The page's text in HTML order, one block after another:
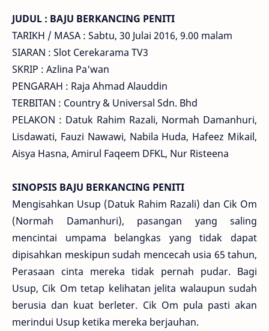
JUDUL : BAJU BERKANCING PENITI
TARIKH / MASA : Sabtu, 30 Julai 2016, 9.00 malam
SIARAN : Slot Cerekarama TV3
SKRIP : Azlina Pa'wan
PENGARAH : Raja Ahmad Alauddin
TERBITAN : Country & Universal Sdn. Bhd
PELAKON : Datuk Rahim Razali, Normah Damanhuri,
Lisdawati, Fauzi Nawawi, Nabila Huda, Hafeez Mikail,
Aisya Hasna, Amirul Faqeem DFKL, Nur Risteena
SINOPSIS BAJU BERKANCING PENITI
Mengisahkan Usup (Datuk Rahim Razali) dan Cik Om
(Normah Damanhuri), pasangan yang saling
mencintai umpama belangkas yang tidak dapat
dipisahkan meskipun sudah mencecah usia 65 tahun,
Perasaan cinta mereka tidak pernah pudar. Bagi
Usup, Cik Om tetap kelihatan jelita walaupun sudah
berusia dan kuat berleter. Cik Om pula pasti akan
merindui Usup ketika mereka berjauhan.